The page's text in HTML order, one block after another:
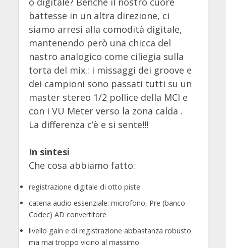
battesse in un altra direzione, ci
siamo arresi alla comodità digitale,
mantenendo però una chicca del
nastro analogico come ciliegia sulla
torta del mix.: i missaggi dei groove e
dei campioni sono passati tutti su un
master stereo 1/2 pollice della MCI e
con i VU Meter verso la zona calda .
La differenza c’è e si sente!!!
In sintesi
Che cosa abbiamo fatto:
registrazione digitale di otto piste
catena audio essenziale: microfono, Pre (banco
Codec) AD convertitore
livello gain e di registrazione abbastanza robusto
ma mai troppo vicino al massimo